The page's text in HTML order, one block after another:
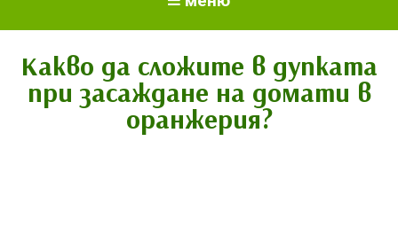
Какво да сложите в дупката
при засаждане на домати в
оранжерия?